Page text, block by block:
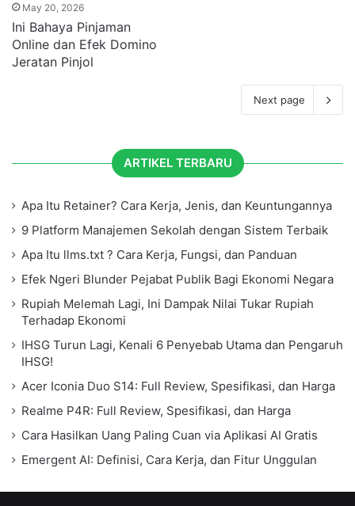
May 20, 2026
Ini Bahaya Pinjaman
Online dan Efek Domino
Jeratan Pinjol
Next page
ARTIKEL TERBARU
Apa Itu Retainer? Cara Kerja, Jenis, dan Keuntungannya
9 Platform Manajemen Sekolah dengan Sistem Terbaik
Apa Itu llms.txt ? Cara Kerja, Fungsi, dan Panduan
Efek Ngeri Blunder Pejabat Publik Bagi Ekonomi Negara
Rupiah Melemah Lagi, Ini Dampak Nilai Tukar Rupiah
Terhadap Ekonomi
IHSG Turun Lagi, Kenali 6 Penyebab Utama dan Pengaruh
IHSG!
Acer Iconia Duo S14: Full Review, Spesifikasi, dan Harga
Realme P4R: Full Review, Spesifikasi, dan Harga
Cara Hasilkan Uang Paling Cuan via Aplikasi AI Gratis
Emergent AI: Definisi, Cara Kerja, dan Fitur Unggulan